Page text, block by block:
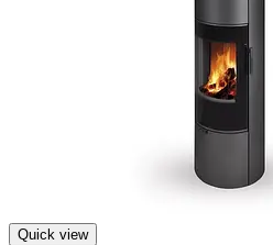
Quick view